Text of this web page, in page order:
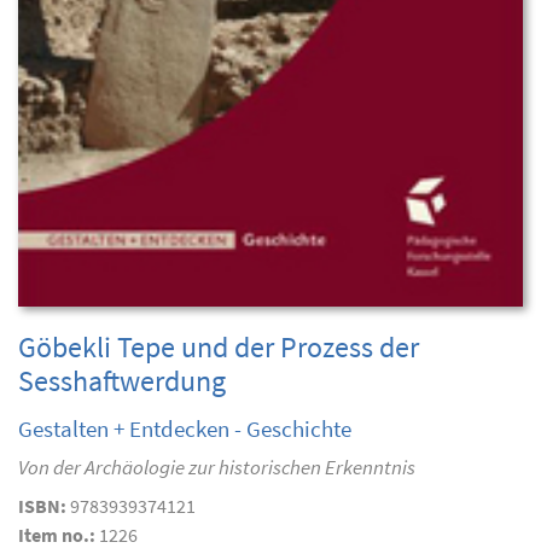
Göbekli Tepe und der Prozess der
Sesshaftwerdung
Gestalten + Entdecken - Geschichte
Von der Archäologie zur historischen Erkenntnis
ISBN: 9783939374121
Item no.: 1226